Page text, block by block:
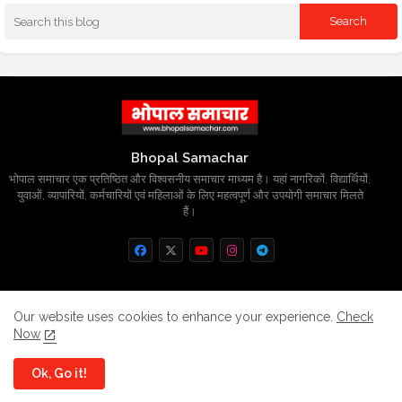
Bhopal Samachar
भोपाल समाचार एक प्रतिष्ठित और विश्वसनीय समाचार माध्यम है। यहां नागरिकों, विद्यार्थियों,
युवाओं, व्यापारियों, कर्मचारियों एवं महिलाओं के लिए महत्वपूर्ण और उपयोगी समाचार मिलते
हैं।
All Right Reserved Copyright
Home About Contact us
Privacy Policy
Our website uses cookies to enhance your experience. Check
Now
Ok, Go it!